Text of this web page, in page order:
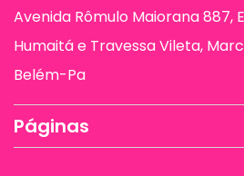
Avenida Rômulo Maiorana 887,
Humaitá e Travessa Vileta,
Belém-Pa
Páginas